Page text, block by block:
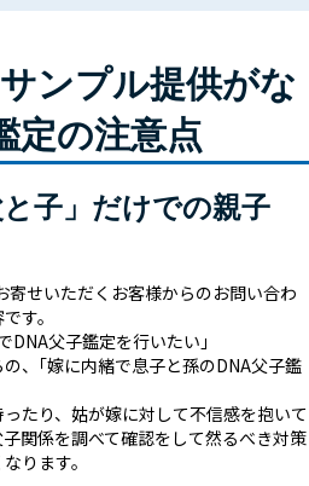
サンプル提供がな
定の注意点
子」だけでの親子
せいただくお客様からのお問い合わ
す。
DNA父子鑑定を行いたい｣
、｢嫁に内緒で息子と孫のDNA父子鑑
たり、姑が嫁に対して不信感を抱いて
関係を調べて確認をして然るべき対策
ります。